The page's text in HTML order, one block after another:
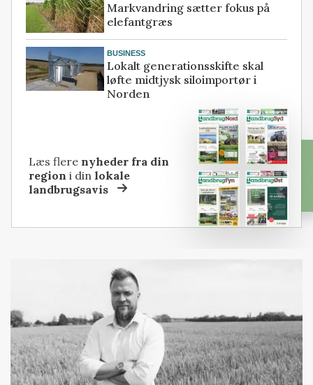
Markvandring sætter fokus på
elefantgræs
BUSINESS
Lokalt generationsskifte skal
løfte midtjysk siloimportør i
Norden
Læs flere nyheder fra din
region i dinlokale
landbrugsavis